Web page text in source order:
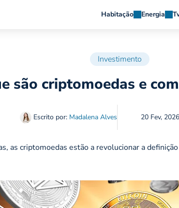
Habitação Energia
Investimento
são criptomoedas e
Escrito por: Madalena Alves 20 Fev, 2026
as criptomoedas estão a revolucionar a